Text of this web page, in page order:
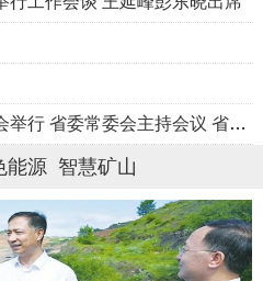
中共山西省委十二届十次全会举行 省委常委会主持会议 省委书记唐登杰讲话
能源 智慧矿山